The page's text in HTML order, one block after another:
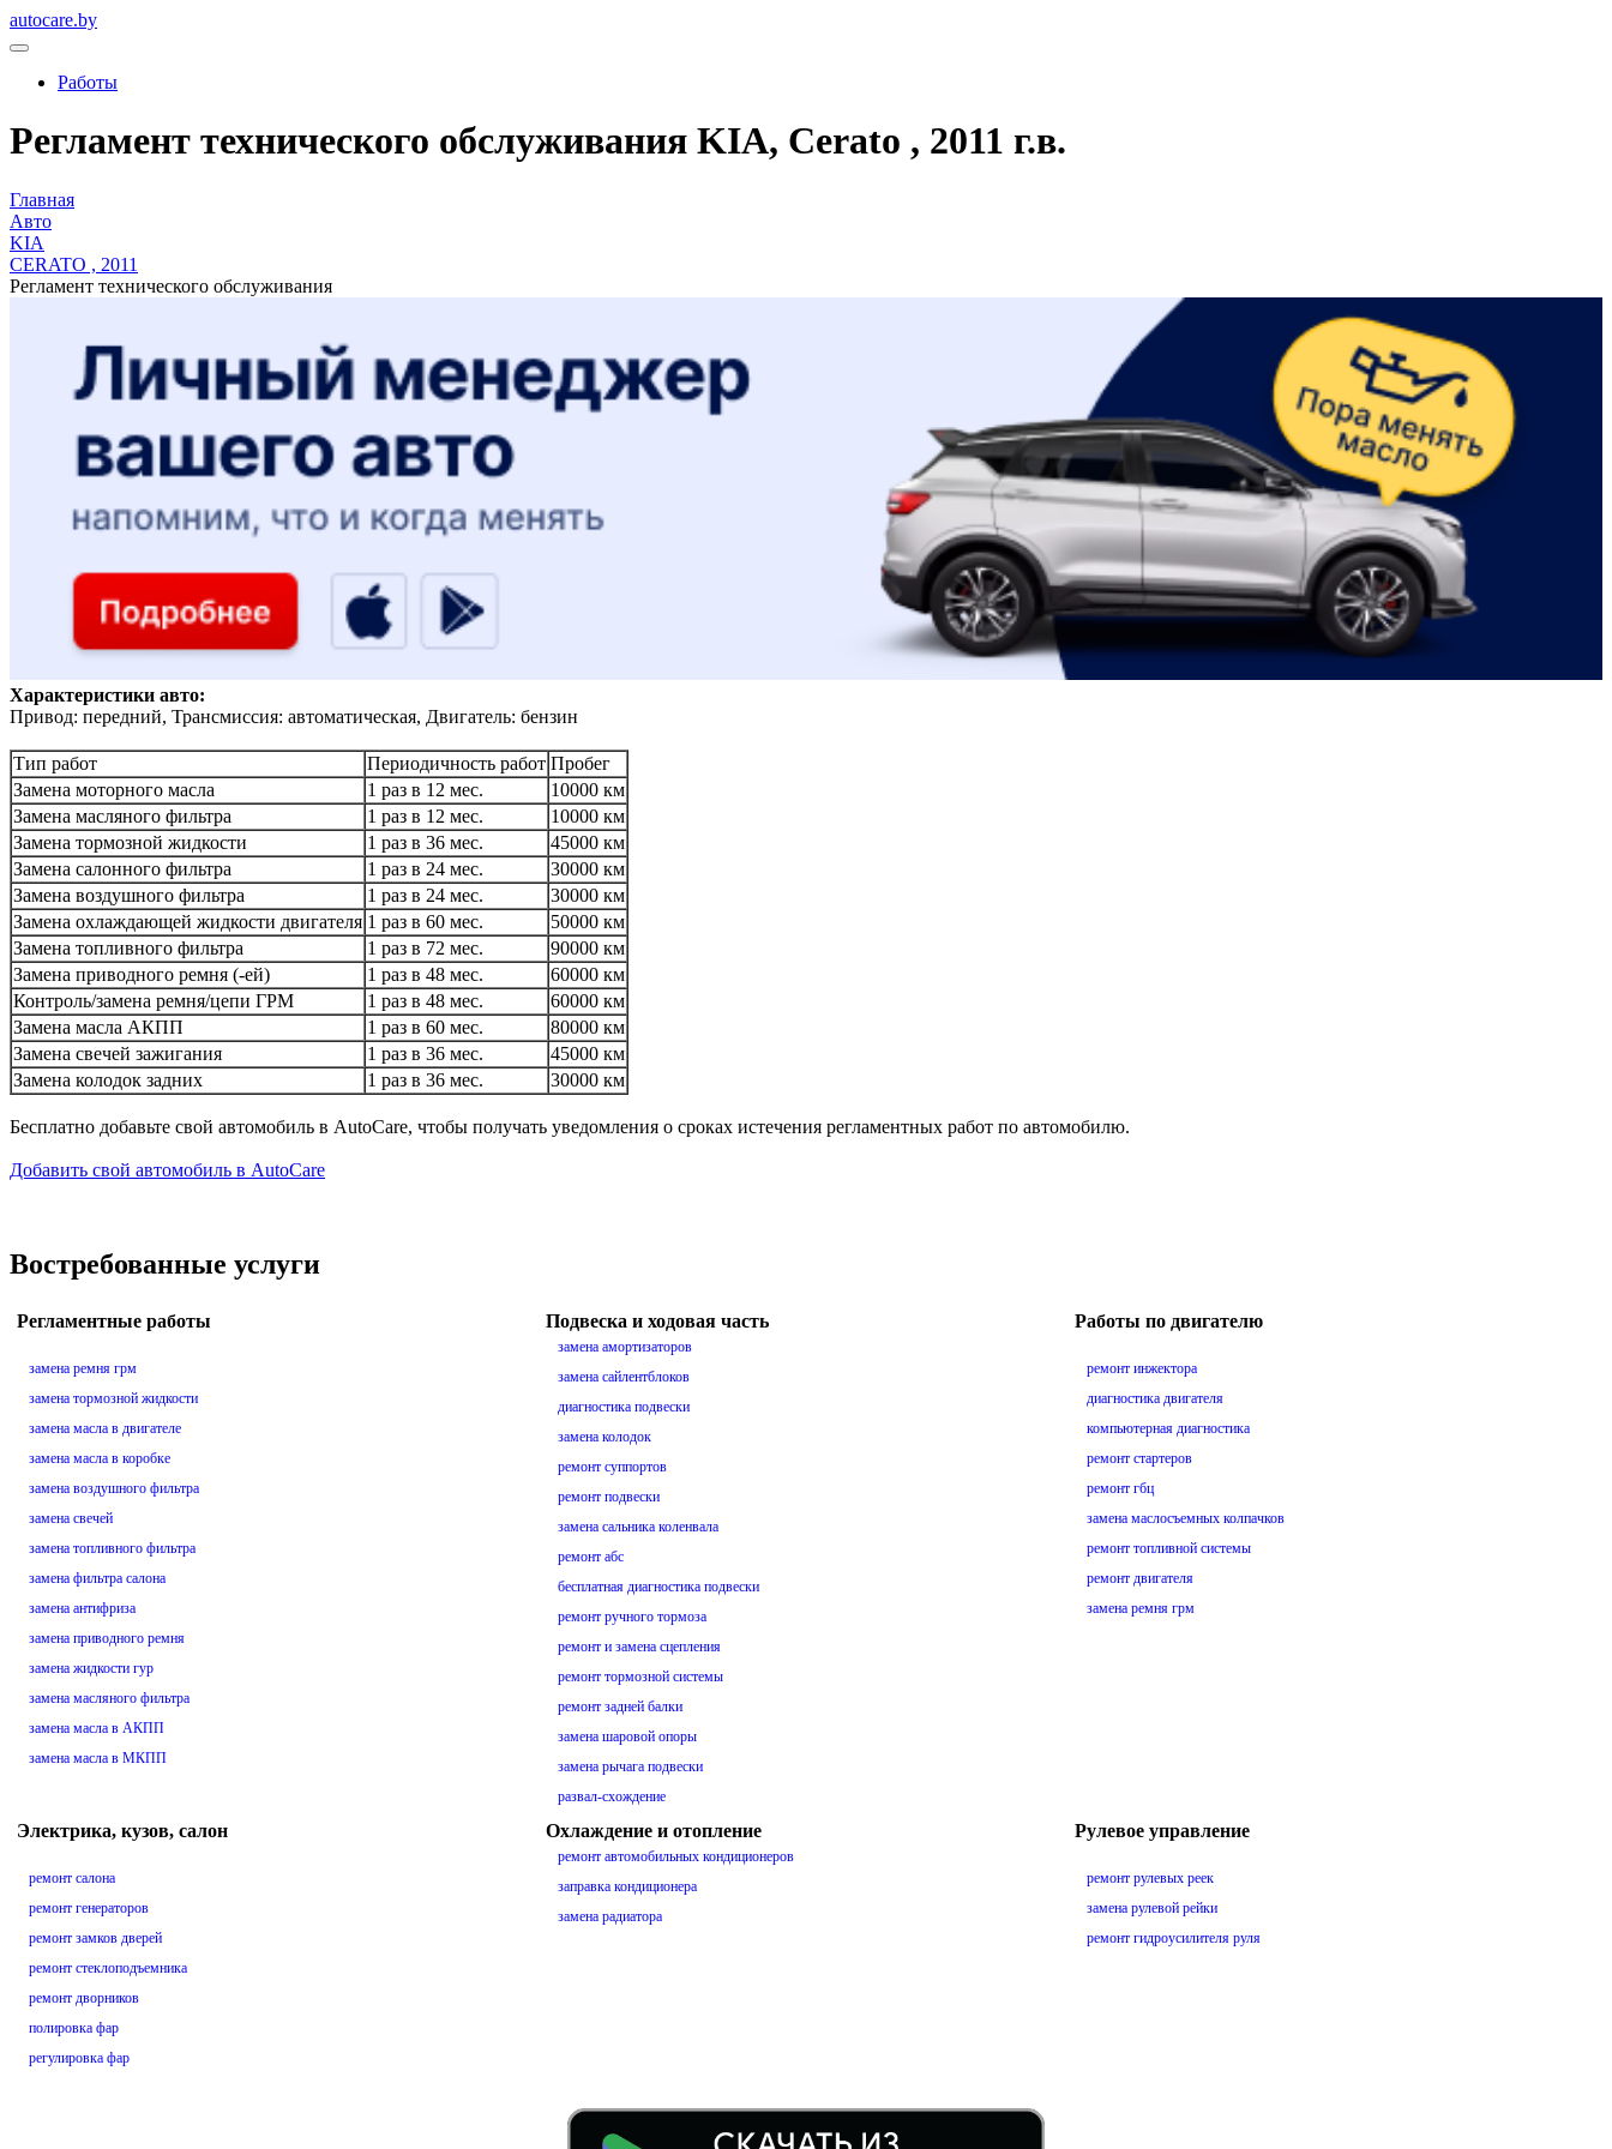
autocare.by
Работы
Регламент технического обслуживания KIA, Cerato , 2011 г.в.
Главная
Авто
KIA
CERATO , 2011
Регламент технического обслуживания
Характеристики авто:
Привод: передний, Трансмиссия: автоматическая, Двигатель: бензин
Тип работ Периодичность работ Пробег
Замена моторного масла
1 раз в 12 мес.
10000 км
Замена масляного фильтра
1 раз в 12 мес.
10000 км
Замена тормозной жидкости
1 раз в 36 мес.
45000 км
Замена салонного фильтра
1 раз в 24 мес.
30000 км
Замена воздушного фильтра
1 раз в 24 мес.
30000 км
Замена охлаждающей жидкости двигателя 1 раз в 60 мес.
50000 км
Замена топливного фильтра
1 раз в 72 мес.
90000 км
Замена приводного ремня (-ей)
1 раз в 48 мес.
60000 км
Контроль/замена ремня/цепи ГРМ
1 раз в 48 мес.
60000 км
Замена масла АКПП
1 раз в 60 мес.
80000 км
Замена свечей зажигания
1 раз в 36 мес.
45000 км
Замена колодок задних
1 раз в 36 мес. 30000 км
Бесплатно добавьте свой автомобиль в AutoCare, чтобы получать уведомления о сроках истечения регламентных работ по автомобилю.
Добавить свой автомобиль в AutoCare
Востребованные услуги
Регламентные работы
замена ремня грм
замена тормозной жидкости
замена масла в двигателе
замена масла в коробке
замена воздушного фильтра
замена свечей
замена топливного фильтра
замена фильтра салона
замена антифриза
замена приводного ремня
замена жидкости гур
замена масляного фильтра
замена масла в АКПП
замена масла в МКПП
Подвеска и ходовая часть
замена амортизаторов
замена сайлентблоков
диагностика подвески
замена колодок
ремонт суппортов
ремонт подвески
замена сальника коленвала
ремонт абс
бесплатная диагностика подвески
ремонт ручного тормоза
ремонт и замена сцепления
ремонт тормозной системы
ремонт задней балки
замена шаровой опоры
замена рычага подвески
развал-схождение
Работы по двигателю
ремонт инжектора
диагностика двигателя
компьютерная диагностика
ремонт стартеров
ремонт гбц
замена маслосъемных колпачков
ремонт топливной системы
ремонт двигателя
замена ремня грм
Электрика, кузов, салон
ремонт салона
ремонт генераторов
ремонт замков дверей
ремонт стеклоподъемника
ремонт дворников
полировка фар
регулировка фар
Охлаждение и отопление
ремонт автомобильных кондиционеров
заправка кондиционера
замена радиатора
Рулевое управление
ремонт рулевых реек
замена рулевой рейки
ремонт гидроусилителя руля